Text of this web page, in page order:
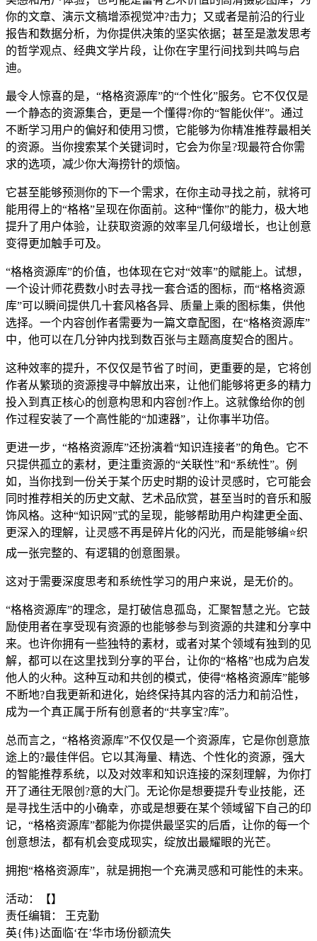
你的文章、演示文稿增添视觉冲?击力；又或者是前沿的行业
报告和数据分析，为你提供决策的坚实依据；甚至是激发思考
的哲学观点、经典文学片段，让你在字里行间找到共鸣与启
迪。
最令人惊喜的是，“格格资源库”的“个性化”服务。它不仅仅是
一个静态的资源集合，更是一个懂得?你的“智能伙伴”。通过
不断学习用户的偏好和使用习惯，它能够为你精准推荐最相关
的资源。当你搜索某个关键词时，它会为你呈?现最符合你需
求的选项，减少你大海捞针的烦恼。
它甚至能够预测你的下一个需求，在你主动寻找之前，就将可
能用得上的“格格”呈现在你面前。这种“懂你”的能力，极大地
提升了用户体验，让获取资源的效率呈几何级增长，也让创意
变得更加触手可及。
“格格资源库”的价值，也体现在它对“效率”的赋能上。试想，
一个设计师花费数小时去寻找一套合适的图标，而“格格资源
库”可以瞬间提供几十套风格各异、质量上乘的图标集，供他
选择。一个内容创作者需要为一篇文章配图，在“格格资源库”
中，他可以在几分钟内找到数百张与主题高度契合的图片。
这种效率的提升，不仅仅是节省了时间，更重要的是，它将创
作者从繁琐的资源搜寻中解放出来，让他们能够将更多的精力
投入到真正核心的创意构思和内容创?作上。这就像给你的创
作过程安装了一个高性能的“加速器”，让你事半功倍。
更进一步，“格格资源库”还扮演着“知识连接者”的角色。它不
只提供孤立的素材，更注重资源的“关联性”和“系统性”。例
如，当你找到一份关于某个历史时期的设计灵感时，它可能会
同时推荐相关的历史文献、艺术品欣赏，甚至当时的音乐和服
饰风格。这种“知识网”式的呈现，能够帮助用户构建更全面、
更深入的理解，让灵感不再是碎片化的闪光，而是能够编⭐织
成一张完整的、有逻辑的创意图景。
这对于需要深度思考和系统性学习的用户来说，是无价的。
“格格资源库”的理念，是打破信息孤岛，汇聚智慧之光。它鼓
励使用者在享受现有资源的也能够参与到资源的共建和分享中
来。也许你拥有一些独特的素材，或者对某个领域有独到的见
解，都可以在这里找到分享的平台，让你的“格格”也成为启发
他人的火种。这种互动和共创的模式，使得“格格资源库”能够
不断地?自我更新和进化，始终保持其内容的活力和前沿性，
成为一个真正属于所有创意者的“共享宝?库”。
总而言之，“格格资源库”不仅仅是一个资源库，它是你创意旅
途上的?最佳伴侣。它以其海量、精选、个性化的资源，强大
的智能推荐系统，以及对效率和知识连接的深刻理解，为你打
开了通往无限创?意的大门。无论你是想要提升专业技能，还
是寻找生活中的小确幸，亦或是想要在某个领域留下自己的印
记，“格格资源库”都能为你提供最坚实的后盾，让你的每一个
创意想法，都有机会变成现实，绽放出最耀眼的光芒。
拥抱“格格资源库”，就是拥抱一个充满灵感和可能性的未来。
活动：【】
责任编辑： 王克勤
英{伟}达面临‘在’华市场份额流失